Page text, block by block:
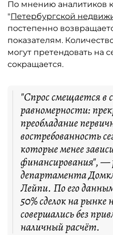
По мнению аналитиков
"Петербургской
постепенно
показателям.
могут претендовать на
сокращается.
"Спрос смещается в
равномерности:
преобладание
востребованность
которые менее
финансирования",
департамента
Лейпи. По его
50% сделок на
совершались без
наличный расчёт.